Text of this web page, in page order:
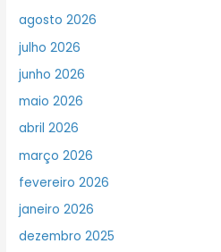
agosto 2026
julho 2026
junho 2026
maio 2026
abril 2026
março 2026
fevereiro 2026
janeiro 2026
dezembro 2025